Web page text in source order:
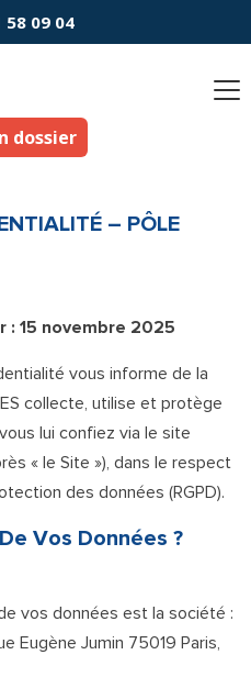
58 09 04
dossier
– PÔLE
: 15 novembre 2025
vous informe de la
collecte, utilise et protège
lui confiez via le site
« le Site »), dans le respect
des données (RGPD).
Vos Données ?
vos données est la société :
Eugène Jumin 75019 Paris,